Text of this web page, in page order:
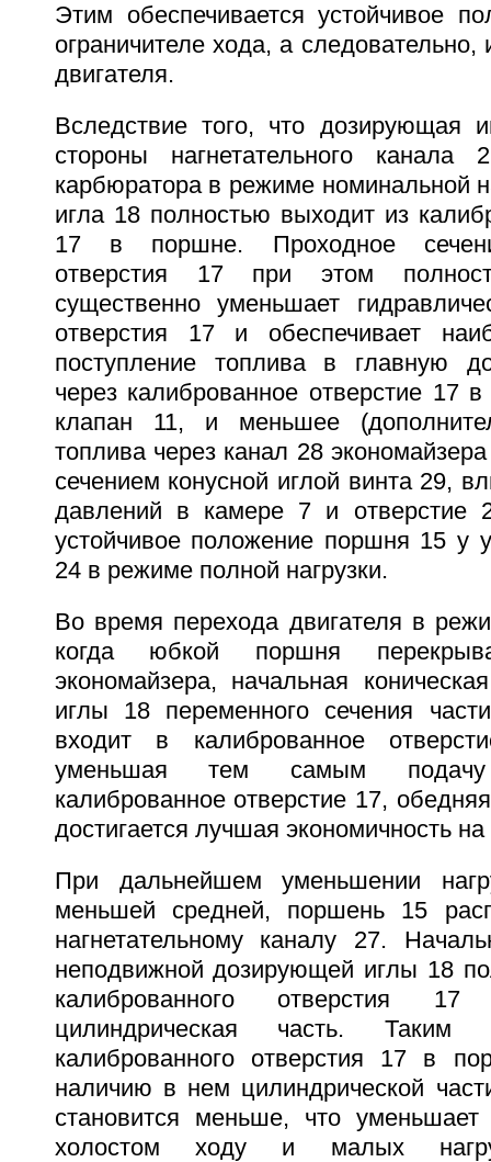
Этим обеспечивается устойчивое
ограничителе хода, а следовательно,
двигателя.
Вследствие того, что дозирующая
стороны нагнетательного
карбюратора в режиме номинальной
игла 18 полностью выходит из
17 в поршне. Проходное
отверстия 17 при этом
существенно уменьшает
отверстия 17 и обеспечивает
поступление топлива в главную
через калиброванное отверстие 17
клапан 11, и меньшее
топлива через канал 28
сечением конусной иглой винта 29,
давлений в камере 7 и отверстие
устойчивое положение поршня 15 у
24 в режиме полной нагрузки.
Во время перехода двигателя в
когда юбкой поршня
экономайзера, начальная
иглы 18 переменного сечения
входит в калиброванное
уменьшая тем самым
калиброванное отверстие 17,
достигается лучшая экономичность
При дальнейшем уменьшении
меньшей средней, поршень 15
нагнетательному каналу 27.
неподвижной дозирующей иглы 18
калиброванного отверстия
цилиндрическая часть. Таким
калиброванного отверстия 17 в
наличию в нем цилиндрической
становится меньше, что
холостом ходу и малых